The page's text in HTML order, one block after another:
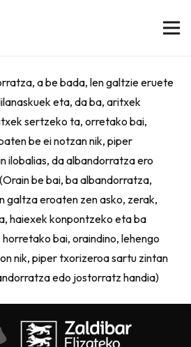
a be bada, len galtzie eruete
eta, da ba, aritxek
sertzeko ta, orretako bai,
be ei notzan nik, piper
ilobalias, da albandorratza ero
be bai, ba albandorratza,
galtza eroaten zen asko, zerak,
haiexek konpontzeko eta ba
bai, oraindino, lehengo
nik, piper txorizeroa sartu zintan
edo jostorratz handia)